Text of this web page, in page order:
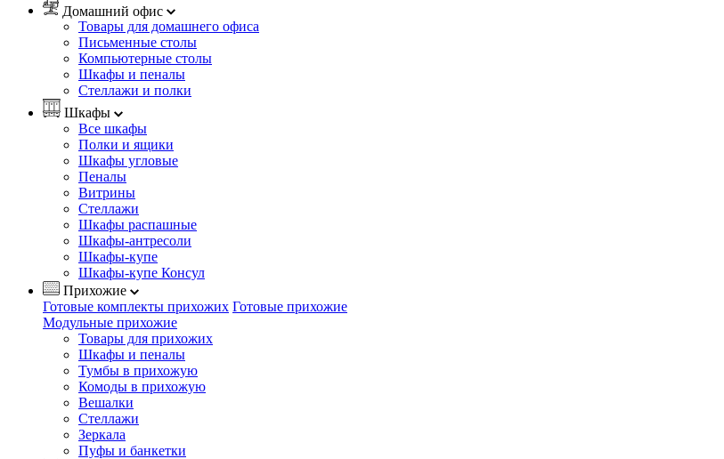
Домашний офис
Товары для домашнего офиса
Письменные столы
Компьютерные столы
Шкафы и пеналы
Стеллажи и полки
Шкафы
Все шкафы
Полки и ящики
Шкафы угловые
Пеналы
Витрины
Стеллажи
Шкафы распашные
Шкафы-антресоли
Шкафы-купе
Шкафы-купе Консул
Прихожие
Готовые комплекты прихожих Готовые прихожие
Модульные прихожие
Товары для прихожих
Шкафы и пеналы
Тумбы в прихожую
Комоды в прихожую
Вешалки
Стеллажи
Зеркала
Пуфы и банкетки